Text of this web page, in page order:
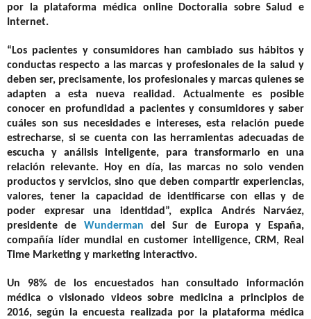
por la plataforma médica online Doctoralia sobre Salud e
Internet.
“Los pacientes y consumidores han cambiado sus hábitos y
conductas respecto a las marcas y profesionales de la salud y
deben ser, precisamente, los profesionales y marcas quienes se
adapten a esta nueva realidad. Actualmente es posible
conocer en profundidad a pacientes y consumidores y saber
cuáles son sus necesidades e intereses, esta relación puede
estrecharse, si se cuenta con las herramientas adecuadas de
escucha y análisis inteligente, para transformarlo en una
relación relevante. Hoy en día, las marcas no solo venden
productos y servicios, sino que deben compartir experiencias,
valores, tener la capacidad de identificarse con ellas y de
poder expresar una identidad”, explica Andrés Narváez,
presidente de Wunderman del Sur de Europa y España,
compañía líder mundial en customer intelligence, CRM, Real
Time Marketing y marketing interactivo.
Un 98% de los encuestados han consultado información
médica o visionado videos sobre medicina a principios de
2016, según la encuesta realizada por la plataforma médica